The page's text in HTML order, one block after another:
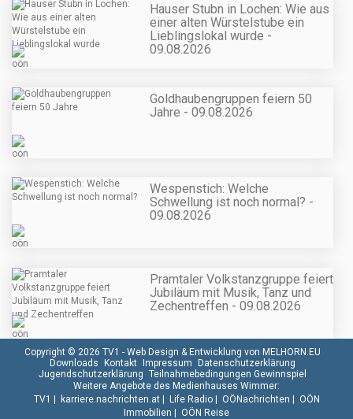
Hauser Stubn in Lochen: Wie aus
einer alten Würstelstube ein
Lieblingslokal wurde -
09.08.2026
Goldhaubengruppen feiern 50
Jahre - 09.08.2026
Wespenstich: Welche
Schwellung ist noch normal? -
09.08.2026
Pramtaler Volkstanzgruppe feiert
Jubiläum mit Musik, Tanz und
Zechentreffen - 09.08.2026
Copyright © 2026 TV1 - Web Design & Entwicklung von MELHORN.EU
Downloads Kontakt Impressum Datenschutzerklärung
Jugendschutzerklärung Teilnahmebedingungen Gewinnspiel
Weitere Angebote des Medienhauses Wimmer:
TV1 | karriere.nachrichten.at| Life Radio| OÖNachrichten | OÖN
Immobilien | OÖN Reise